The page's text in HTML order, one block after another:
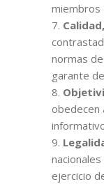
miembros
Calidad,
normas
garante
obedecen
ejercicio